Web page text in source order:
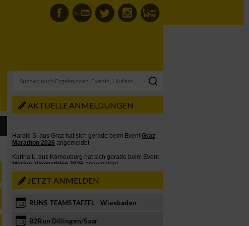
AKTUELLE ANMELDUNGEN
JETZT ANMELDEN
12 RUN5 TEAMSTAFFEL - Wiesbaden
13 B2Run Dillingen/Saar